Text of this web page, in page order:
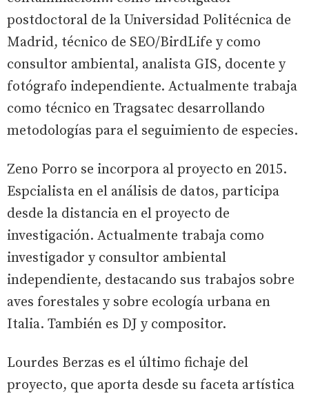
postdoctoral de la Universidad Politécnica de
Madrid, técnico de SEO/BirdLife y como
consultor ambiental, analista GIS, docente y
fotógrafo independiente. Actualmente trabaja
como técnico en Tragsatec desarrollando
metodologías para el seguimiento de especies.
Zeno Porro se incorpora al proyecto en 2015.
Espcialista en el análisis de datos, participa
desde la distancia en el proyecto de
investigación. Actualmente trabaja como
investigador y consultor ambiental
independiente, destacando sus trabajos sobre
aves forestales y sobre ecología urbana en
Italia. También es DJ y compositor.
Lourdes Berzas es el último fichaje del
proyecto, que aporta desde su faceta artística